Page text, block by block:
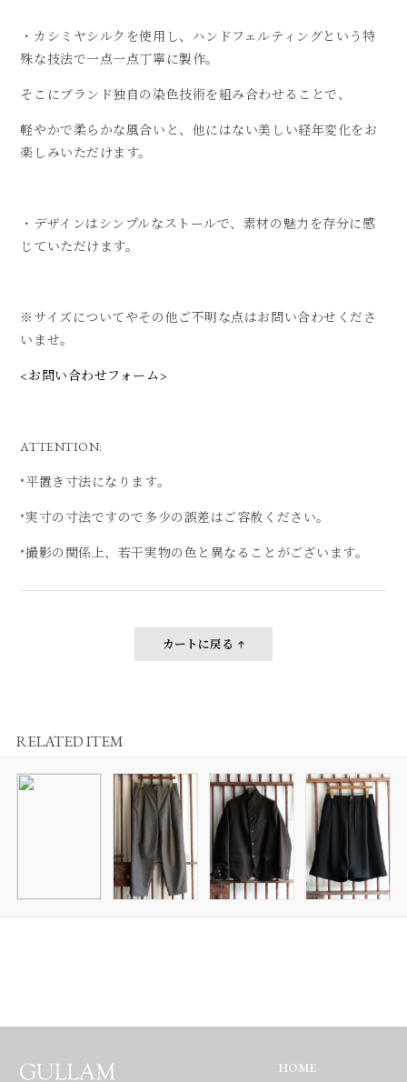
・カシミヤシルクを使用し、ハンドフェルティングという特
殊な技法で一点一点丁寧に製作。
そこにブランド独自の染色技術を組み合わせることで、
軽やかで柔らかな風合いと、他にはない美しい経年変化をお
楽しみいただけます。
・デザインはシンプルなストールで、素材の魅力を存分に感
じていただけます。
※サイズについてやその他ご不明な点はお問い合わせくださ
いませ。
<お問い合わせフォーム>
ATTENTION:
*平置き寸法になります。
*実寸の寸法ですので多少の誤差はご容赦ください。
*撮影の関係上、若干実物の色と異なることがございます。
カートに戻る
RELATED ITEM
HOME